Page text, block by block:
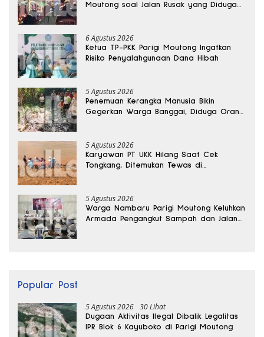
Moutong soal Jalan Rusak yang Diduga
6 Agustus 2026
Ketua TP-PKK Parigi Moutong Ingatkan
Risiko Penyalahgunaan Dana Hibah
5 Agustus 2026
Penemuan Kerangka Manusia Bikin
Gegerkan Warga Banggai, Diduga Orang
5 Agustus 2026
Karyawan PT UKK Hilang Saat Cek
Tongkang, Ditemukan Tewas di
5 Agustus 2026
Warga Nambaru Parigi Moutong Keluhkan
Armada Pengangkut Sampah dan Jalan
Popular Post
5 Agustus 2026 30 Lihat
Dugaan Aktivitas Ilegal Dibalik Legalitas
IPR Blok 6 Kayuboko di Parigi Moutong